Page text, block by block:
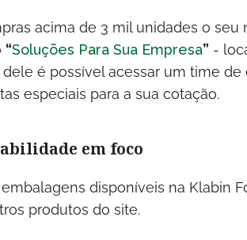
acima de 3 mil unidades o
“Soluções Para Sua Empresa” -
dele é possível acessar um time
especiais para a sua cotação.
em foco
disponíveis na Klabin
produtos do site.